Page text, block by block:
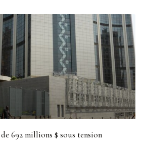
692 millions $ sous tension